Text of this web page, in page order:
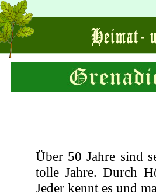
Über 50 Jahre sind
tolle Jahre. Durch
Jeder kennt es und